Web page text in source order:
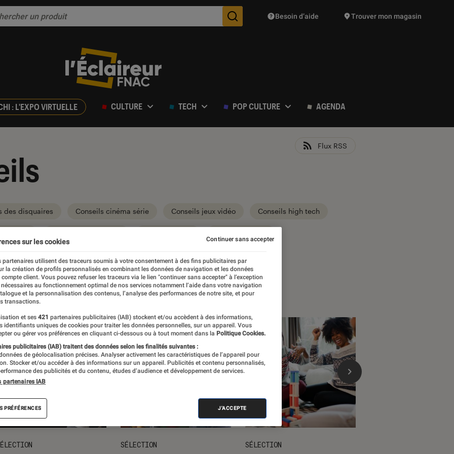
Des suggestions de produits vont vous être proposées
Besoin d’aide Trouver mon magasin
: L'EXPO VIRTUELLE CULTURE TECH POP CULTURE AGENDA
Flux RSS
des disquaires Conseils cinéma série Conseils jeux vidéo Conseils high tech
SÉLECTION SÉLECTION
sur les cookies
partenaires utilisent des traceurs soumis à votre consentement à des fins publicitaires par
la création de profils personnalisés en combinant les données de navigation et les données
compte client. Vous pouvez refuser les traceurs via le lien "continuer sans accepter" à l’exception
au fonctionnement optimal de nos services notamment l’aide dans votre navigation
et la personnalisation des contenus, l’analyse des performances de notre site, et pour
transactions.
et ses 421 partenaires publicitaires (IAB) stockent et/ou accèdent à des informations,
identifiants uniques de cookies pour traiter les données personnelles, sur un appareil. Vous
ou gérer vos préférences en cliquant ci-dessous ou à tout moment dans la Politique Cookies.
publicitaires (IAB) traitent des données selon les finalités suivantes :
de géolocalisation précises. Analyser activement les caractéristiques de l’appareil pour
Stocker et/ou accéder à des informations sur un appareil. Publicités et contenu personnalisés,
des publicités et du contenu, études d’audience et développement de services.
partenaires IAB
PRÉFÉRENCES J'ACCEPTE
Continuer sans accepter